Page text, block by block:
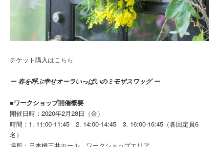
チケット購入はこちら
ー 春を呼ぶ幸せオーラいっぱいのミモザスワッグ ー
■ワークショップ開催概要
開催日時：2020年2月28日（金）
時間：1. 11:00-11:45 2. 14:00-14:45 3. 16:00-16:45（各回定員6
名）